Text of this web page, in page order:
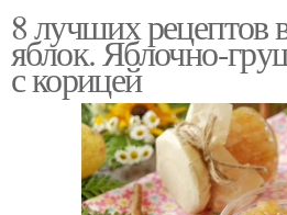
8 лучших рецептов
яблок. Яблочно-
с корицей